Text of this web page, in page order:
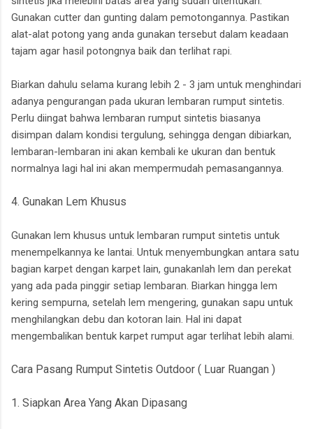
Gunakan cutter dan gunting dalam pemotongannya. Pastikan
alat-alat potong yang anda gunakan tersebut dalam keadaan
tajam agar hasil potongnya baik dan terlihat rapi.
Biarkan dahulu selama kurang lebih 2 - 3 jam untuk menghindari
adanya pengurangan pada ukuran lembaran rumput sintetis.
Perlu diingat bahwa lembaran rumput sintetis biasanya
disimpan dalam kondisi tergulung, sehingga dengan dibiarkan,
lembaran-lembaran ini akan kembali ke ukuran dan bentuk
normalnya lagi hal ini akan mempermudah pemasangannya.
4. Gunakan Lem Khusus
Gunakan lem khusus untuk lembaran rumput sintetis untuk
menempelkannya ke lantai. Untuk menyembungkan antara satu
bagian karpet dengan karpet lain, gunakanlah lem dan perekat
yang ada pada pinggir setiap lembaran. Biarkan hingga lem
kering sempurna, setelah lem mengering, gunakan sapu untuk
menghilangkan debu dan kotoran lain. Hal ini dapat
mengembalikan bentuk karpet rumput agar terlihat lebih alami.
Cara Pasang Rumput Sintetis Outdoor ( Luar Ruangan )
1. Siapkan Area Yang Akan Dipasang